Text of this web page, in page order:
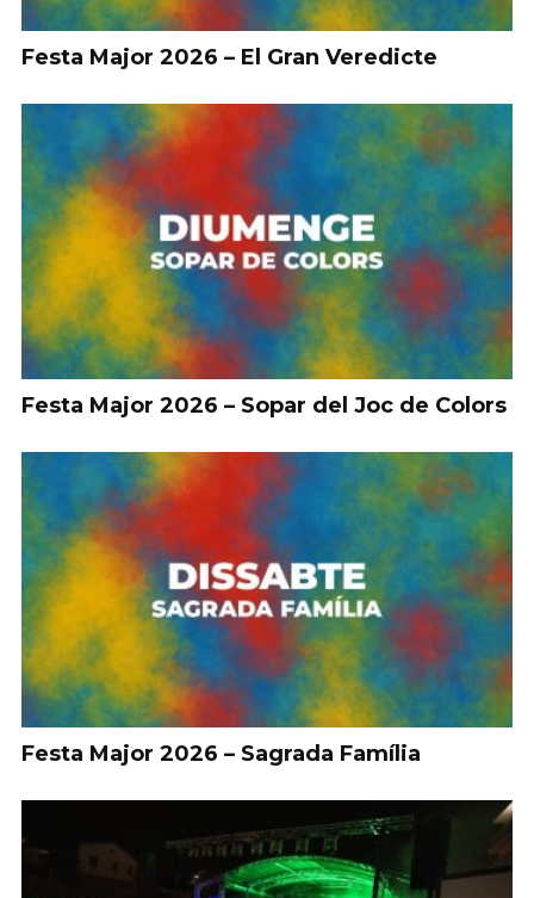
Festa Major 2026 – El Gran Veredicte
Festa Major 2026 – Sopar del Joc de Colors
Festa Major 2026 – Sagrada Família